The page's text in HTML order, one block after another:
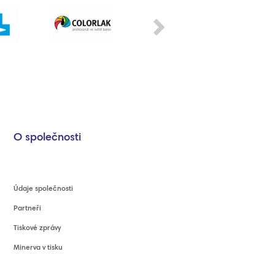
O společnosti
Údaje společnosti
Partneři
Tiskové zprávy
Minerva v tisku